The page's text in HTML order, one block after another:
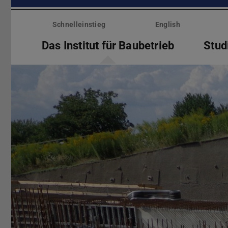
Menü
überspringenSchnelleinstieg English
Das Institut für Baubetrieb